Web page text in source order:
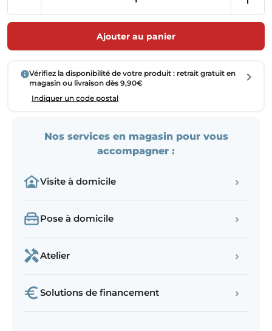
Ajouter au panier
Vérifiez la disponibilité de votre produit : retrait gratuit en
magasin ou livraison dès 9,90€
Indiquer un code postal
Nos services en magasin pour vous
accompagner :
Visite à domicile ›
Pose à domicile ›
Atelier ›
Solutions de financement ›